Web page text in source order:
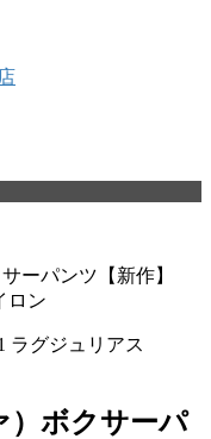
ーパンツ【新作】
ロン
ラグジュリアス
）ボクサーパ